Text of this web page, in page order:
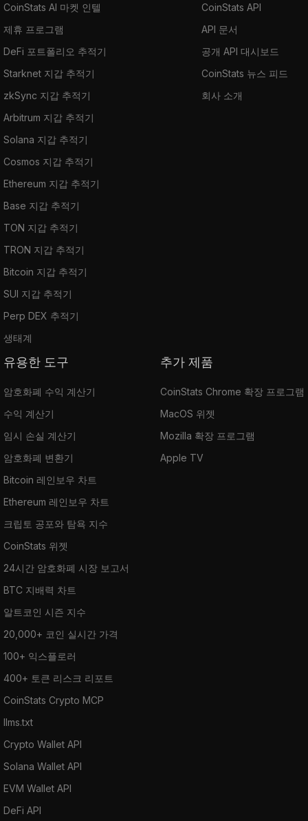
CoinStats AI 마켓 인텔
제휴 프로그램
DeFi 포트폴리오 추적기
Starknet 지갑 추적기
zkSync 지갑 추적기
Arbitrum 지갑 추적기
Solana 지갑 추적기
Cosmos 지갑 추적기
Ethereum 지갑 추적기
Base 지갑 추적기
TON 지갑 추적기
TRON 지갑 추적기
Bitcoin 지갑 추적기
SUI 지갑 추적기
Perp DEX 추적기
생태계
CoinStats API
API 문서
공개 API 대시보드
CoinStats 뉴스 피드
회사 소개
유용한 도구
암호화폐 수익 계산기
수익 계산기
임시 손실 계산기
암호화폐 변환기
Bitcoin 레인보우 차트
Ethereum 레인보우 차트
크립토 공포와 탐욕 지수
CoinStats 위젯
24시간 암호화폐 시장 보고서
BTC 지배력 차트
알트코인 시즌 지수
20,000+ 코인 실시간 가격
100+ 익스플로러
400+ 토큰 리스크 리포트
CoinStats Crypto MCP
llms.txt
Crypto Wallet API
Solana Wallet API
EVM Wallet API
DeFi API
추가 제품
CoinStats Chrome 확장 프로그램
MacOS 위젯
Mozilla 확장 프로그램
Apple TV